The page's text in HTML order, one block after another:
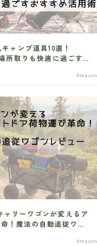
ャンプ道具10選！
所取りも快適に過ごすお
Amazon
ャリーワゴンが変えるア
！魔法の自動追従ワゴ
Amazon